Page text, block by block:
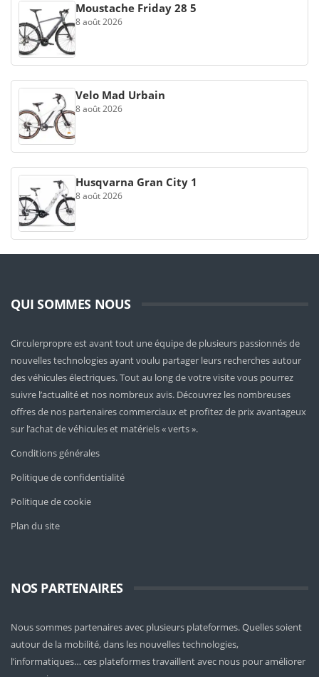
Moustache Friday 28 5
8 août 2026
Velo Mad Urbain
8 août 2026
Husqvarna Gran City 1
8 août 2026
QUI SOMMES NOUS
Circulerpropre est avant tout une équipe de plusieurs passionnés de
nouvelles technologies ayant voulu partager leurs recherches autour
des véhicules électriques. Tout au long de votre visite vous pourrez
suivre l’actualité et nos nombreux avis. Découvrez les nombreuses
offres de nos partenaires commerciaux et profitez de prix avantageux
sur l’achat de véhicules et matériels « verts ».
Conditions générales
Politique de confidentialité
Politique de cookie
Plan du site
NOS PARTENAIRES
Nous sommes partenaires avec plusieurs plateformes. Quelles soient
autour de la mobilité, dans les nouvelles technologies,
l’informatiques… ces plateformes travaillent avec nous pour améliorer